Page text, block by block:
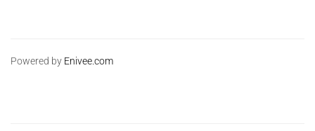
Powered by Enivee.com